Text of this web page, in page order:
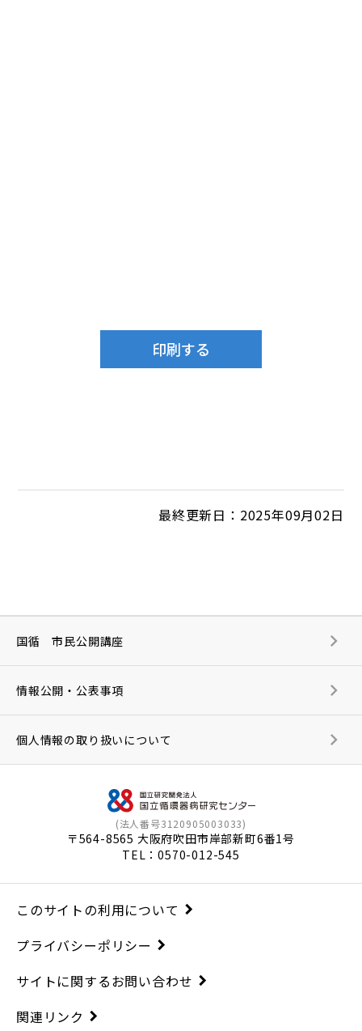
最終更新日：2025年09月02日
(法人番号3120905003033)
〒564-8565 大阪府吹田市岸部新町6番1号
TEL：0570-012-545
国循 市民公開講座
情報公開・公表事項
個人情報の取り扱いについて
このサイトの利用について
プライバシーポリシー
サイトに関するお問い合わせ
関連リンク